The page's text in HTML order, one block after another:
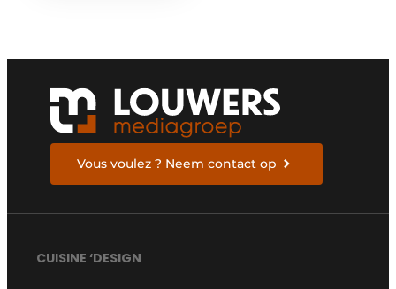
Vous voulez ? Neem contact op
CUISINE ‘DESIGN